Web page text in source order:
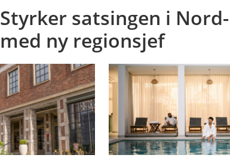
Styrker satsingen i
med ny regionsjef